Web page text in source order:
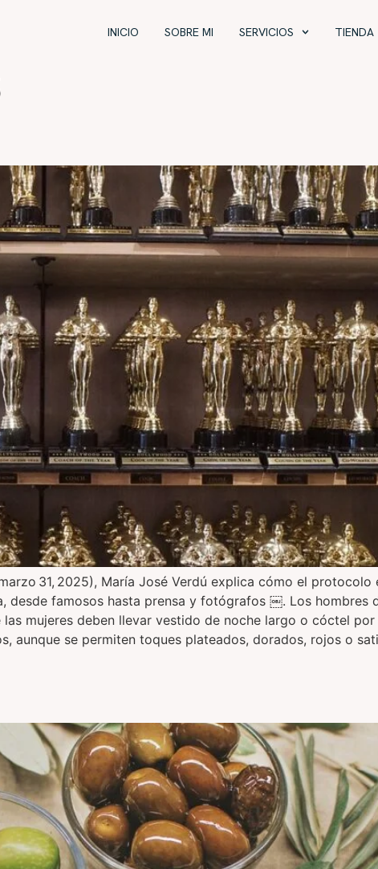
INICIO SOBRE MI SERVICIOS TIENDA
31, 2025), María José Verdú explica cómo el
famosos hasta prensa y fotógrafos ￼. Los hombres
mujeres deben llevar vestido de noche largo o cóctel
aunque se permiten toques plateados, dorados, rojos o